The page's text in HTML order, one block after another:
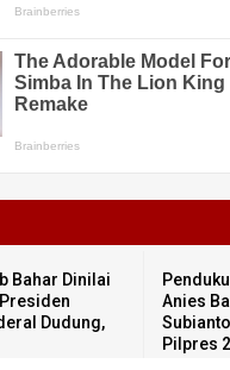
Bahar Dinilai
Dudung,
Anies
Pilpres